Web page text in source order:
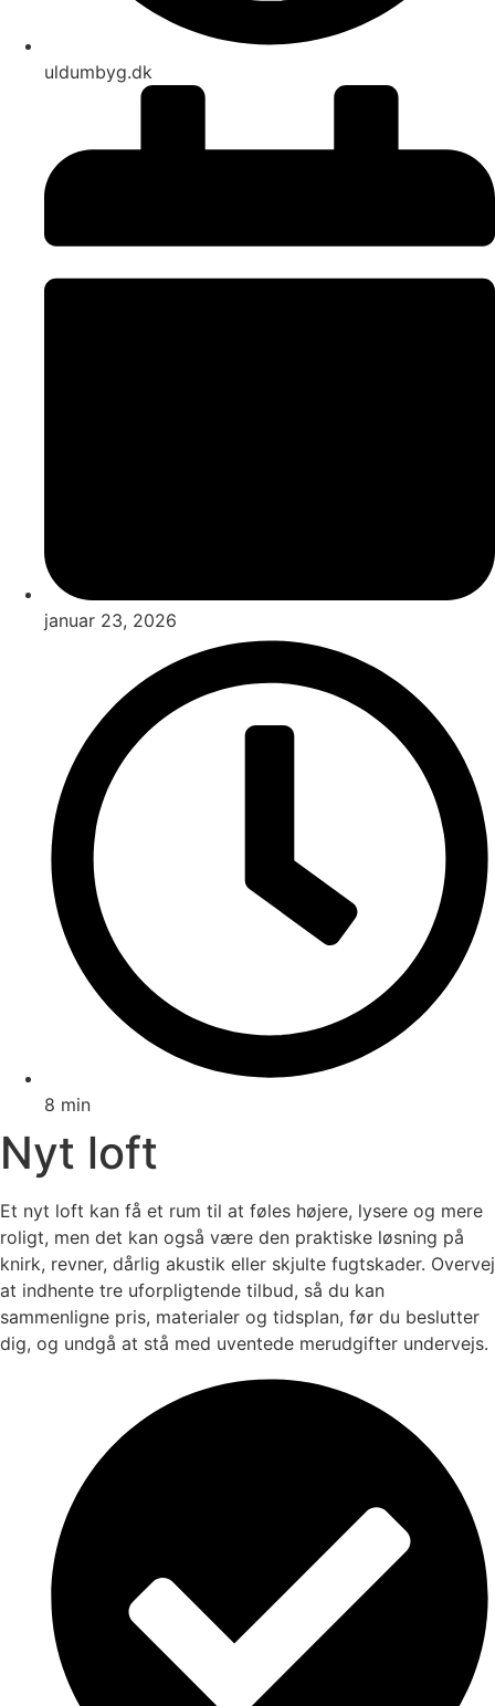
uldumbyg.dk
januar 23, 2026
8 min
Nyt loft
Et nyt loft kan få et rum til at føles højere, lysere og mere
roligt, men det kan også være den praktiske løsning på
knirk, revner, dårlig akustik eller skjulte fugtskader. Overvej
at indhente tre uforpligtende tilbud, så du kan
sammenligne pris, materialer og tidsplan, før du beslutter
dig, og undgå at stå med uventede merudgifter undervejs.